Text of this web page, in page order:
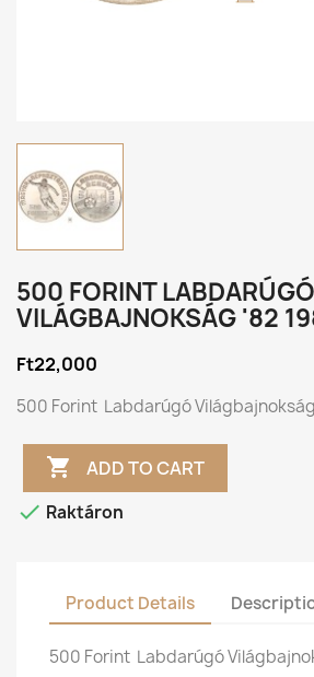
500 FORINT LABDARÚGÓ
VILÁGBAJNOKSÁG '82
Ft22,000
500 Forint Labdarúgó Világbajnokság
 ADD TO CART
 Raktáron
Product Details
500 Forint Labdarúgó